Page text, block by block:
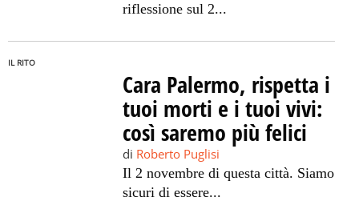
riflessione sul 2...
IL RITO
Cara Palermo, rispetta i
tuoi morti e i tuoi vivi:
così saremo più felici
di Roberto Puglisi
Il 2 novembre di questa città. Siamo
sicuri di essere...